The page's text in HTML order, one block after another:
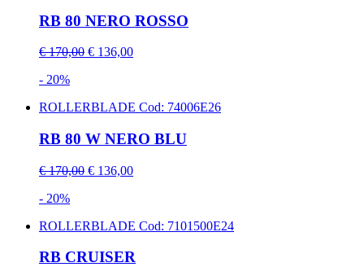
RB 80 NERO ROSSO
€ 170,00 € 136,00
- 20%
ROLLERBLADE Cod: 74006E26
RB 80 W NERO BLU
€ 170,00 € 136,00
- 20%
ROLLERBLADE Cod: 7101500E24
RB CRUISER